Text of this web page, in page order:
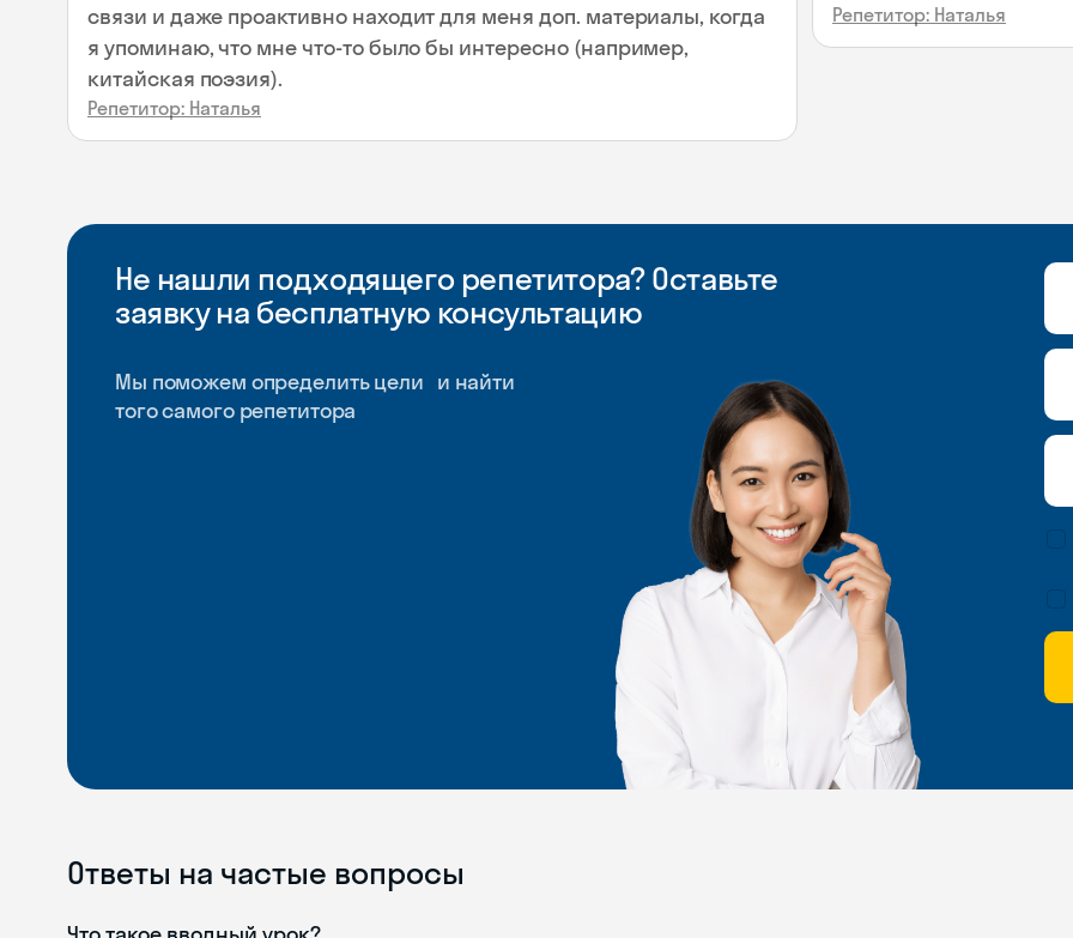
связи и даже проактивно находит для меня доп. материалы, когда
я упоминаю, что мне что-то было бы интересно (например,
китайская поэзия).
Репетитор: Наталья
Репетитор: Наталья
Не нашли подходящего репетитора? Оставьте
заявку на бесплатную консультацию
Мы поможем определить цели и найти
того самого репетитора
Ответы на частые вопросы